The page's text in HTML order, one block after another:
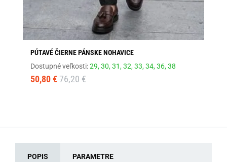
PÚTAVÉ ČIERNE PÁNSKE NOHAVICE
Dostupné veľkosti:29,30,31,32,33,34,36,38
50,80 € 76,20 €
POPIS PARAMETRE